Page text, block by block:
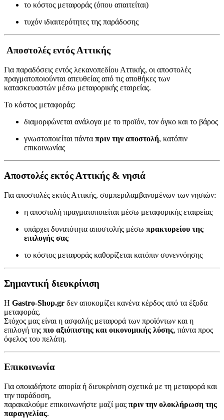
το κόστος μεταφοράς (όπου απαιτείται)
τυχόν ιδιαιτερότητες της παράδοσης
Αποστολές εντός Αττικής
Για παραδόσεις εντός λεκανοπεδίου Αττικής, οι αποστολές
πραγματοποιούνται απευθείας από τις αποθήκες των
κατασκευαστών μέσω μεταφορικής εταιρείας.
Το κόστος μεταφοράς:
διαμορφώνεται ανάλογα με το προϊόν, τον όγκο και το βάρος
γνωστοποιείται πάντα πριν την αποστολή, κατόπιν
επικοινωνίας
Αποστολές εκτός Αττικής & νησιά
Για αποστολές εκτός Αττικής, συμπεριλαμβανομένων των νησιών:
η αποστολή πραγματοποιείται μέσω μεταφορικής εταιρείας
υπάρχει δυνατότητα αποστολής μέσω πρακτορείου της
επιλογής σας
το κόστος μεταφοράς καθορίζεται κατόπιν συνεννόησης
Σημαντική διευκρίνιση
Η Gastro-Shop.gr δεν αποκομίζει κανένα κέρδος από τα έξοδα
μεταφοράς.
Στόχος μας είναι η ασφαλής μεταφορά των προϊόντων και η
επιλογή της πιο αξιόπιστης και οικονομικής λύσης, πάντα προς
όφελος του πελάτη.
Επικοινωνία
Για οποιαδήποτε απορία ή διευκρίνιση σχετικά με τη μεταφορά και
την παράδοση,
παρακαλούμε επικοινωνήστε μαζί μας πριν την ολοκλήρωση της
παραγγελίας.